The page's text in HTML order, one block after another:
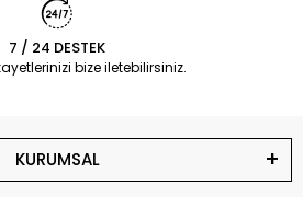
7 / 24 DESTEK
bize iletebilirsiniz.
KURUMSAL